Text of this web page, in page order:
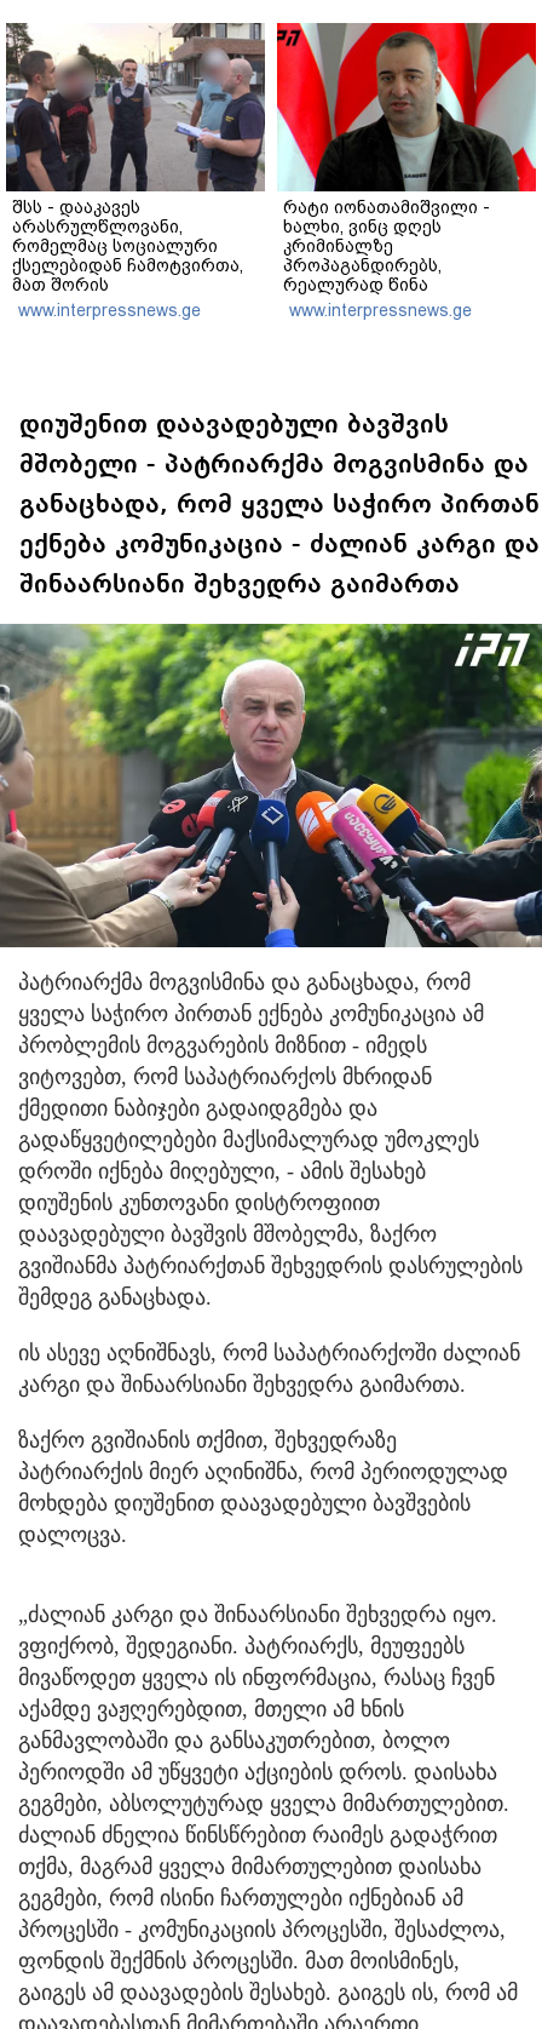
შსს - დააკავეს
არასრულწლოვანი,
რომელმაც სოციალური
ქსელებიდან ჩამოტვირთა,
მათ შორის
არასრულწლოვანთა
ფოტოსურათები,
გაავრცელა
www.interpressnews.ge
რატი იონათამიშვილი -
ხალხი, ვინც დღეს
კრიმინალზე
პროპაგანდირებს,
რეალურად წინა
ხელისუფლებას
წარმოადგენს, რომლის
www.interpressnews.ge
დიუშენით დაავადებული ბავშვის
მშობელი - პატრიარქმა მოგვისმინა და
განაცხადა, რომ ყველა საჭირო პირთან
ექნება კომუნიკაცია - ძალიან კარგი და
შინაარსიანი შეხვედრა გაიმართა
პატრიარქმა მოგვისმინა და განაცხადა, რომ
ყველა საჭირო პირთან ექნება კომუნიკაცია ამ
პრობლემის მოგვარების მიზნით - იმედს
ვიტოვებთ, რომ საპატრიარქოს მხრიდან
ქმედითი ნაბიჯები გადაიდგმება და
გადაწყვეტილებები მაქსიმალურად უმოკლეს
დროში იქნება მიღებული, - ამის შესახებ
დიუშენის კუნთოვანი დისტროფიით
დაავადებული ბავშვის მშობელმა, ზაქრო
გვიშიანმა პატრიარქთან შეხვედრის დასრულების
შემდეგ განაცხადა.
ის ასევე აღნიშნავს, რომ საპატრიარქოში ძალიან
კარგი და შინაარსიანი შეხვედრა გაიმართა.
ზაქრო გვიშიანის თქმით, შეხვედრაზე
პატრიარქის მიერ აღინიშნა, რომ პერიოდულად
მოხდება დიუშენით დაავადებული ბავშვების
დალოცვა.
„ძალიან კარგი და შინაარსიანი შეხვედრა იყო.
ვფიქრობ, შედეგიანი. პატრიარქს, მეუფეებს
მივაწოდეთ ყველა ის ინფორმაცია, რასაც ჩვენ
აქამდე ვაჟღერებდით, მთელი ამ ხნის
განმავლობაში და განსაკუთრებით, ბოლო
პერიოდში ამ უწყვეტი აქციების დროს. დაისახა
გეგმები, აბსოლუტურად ყველა მიმართულებით.
ძალიან ძნელია წინსწრებით რაიმეს გადაჭრით
თქმა, მაგრამ ყველა მიმართულებით დაისახა
გეგმები, რომ ისინი ჩართულები იქნებიან ამ
პროცესში - კომუნიკაციის პროცესში, შესაძლოა,
ფონდის შექმნის პროცესში. მათ მოისმინეს,
გაიგეს ამ დაავადების შესახებ. გაიგეს ის, რომ ამ